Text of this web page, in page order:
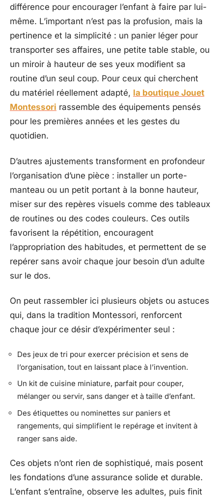
différence pour encourager l’enfant à faire par lui-
même. L’important n’est pas la profusion, mais la
pertinence et la simplicité : un panier léger pour
transporter ses affaires, une petite table stable, ou
un miroir à hauteur de ses yeux modifient sa
routine d’un seul coup. Pour ceux qui cherchent
du matériel réellement adapté, la boutique Jouet
Montessori rassemble des équipements pensés
pour les premières années et les gestes du
quotidien.
D’autres ajustements transforment en profondeur
l’organisation d’une pièce : installer un porte-
manteau ou un petit portant à la bonne hauteur,
miser sur des repères visuels comme des tableaux
de routines ou des codes couleurs. Ces outils
favorisent la répétition, encouragent
l’appropriation des habitudes, et permettent de se
repérer sans avoir chaque jour besoin d’un adulte
sur le dos.
On peut rassembler ici plusieurs objets ou astuces
qui, dans la tradition Montessori, renforcent
chaque jour ce désir d’expérimenter seul :
Des jeux de tri pour exercer précision et sens de
l’organisation, tout en laissant place à l’invention.
Un kit de cuisine miniature, parfait pour couper,
mélanger ou servir, sans danger et à taille d’enfant.
Des étiquettes ou nominettes sur paniers et
rangements, qui simplifient le repérage et invitent à
ranger sans aide.
Ces objets n’ont rien de sophistiqué, mais posent
les fondations d’une assurance solide et durable.
L’enfant s’entraîne, observe les adultes, puis finit